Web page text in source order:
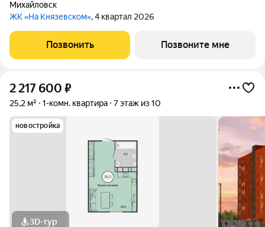
Михайловск
ЖК «На Князевском», 4 квартал 2026
Позвонить Позвоните мне
2 217 600 ₽
25,2 м² 1-комн. квартира 7 этаж из 10
новостройка
3D-тур